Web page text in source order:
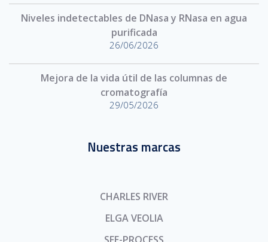
Niveles indetectables de DNasa y RNasa en agua
purificada
26/06/2026
Mejora de la vida útil de las columnas de
cromatografía
29/05/2026
Nuestras marcas
CHARLES RIVER
ELGA VEOLIA